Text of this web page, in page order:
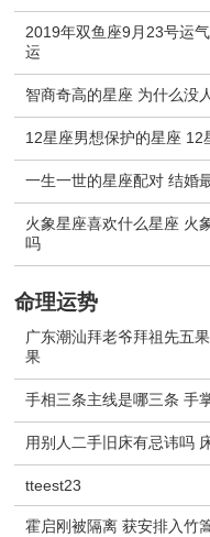
2019年双鱼座9月23号运
运
智商奇高的星座 为什么没
12星座男想保护的星座
一生一世的星座配对 结婚
火象星座喜欢什么星座 火
吗
命理运势
广东潮汕拜老爷拜祖先五
果
手相三条主线是哪三条 手
用别人二手旧床有忌讳吗
tteest23
霍启刚被隔离 获安排入竹